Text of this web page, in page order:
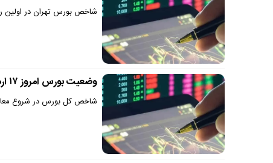
شاخص بورس تهران در اولین
وضعیت بورس امروز ۱۷ اردیبهشت ۱۴۰۴
شاخص کل بورس در شروع معاملات امروز با رشد ۴۷ هزار و ۶۹۵